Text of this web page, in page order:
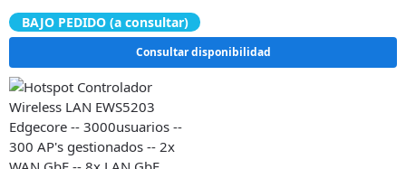
Consultar disponibilidad
BAJO PEDIDO (a consultar)